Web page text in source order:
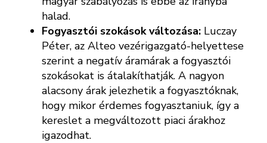
halad.
Fogyasztói szokások változása: Luczay
Péter, az Alteo vezérigazgató-helyettese
szerint a negatív áramárak a fogyasztói
szokásokat is átalakíthatják. A nagyon
alacsony árak jelezhetik a fogyasztóknak,
hogy mikor érdemes fogyasztaniuk, így a
kereslet a megváltozott piaci árakhoz
igazodhat.